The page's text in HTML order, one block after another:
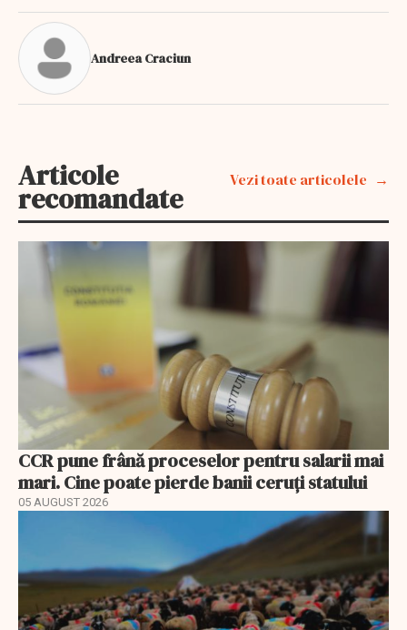
Andreea Craciun
Articole
recomandate
Vezi toate articolele
CCR pune frână proceselor pentru salarii mai
mari. Cine poate pierde banii ceruți statului
05 AUGUST 2026